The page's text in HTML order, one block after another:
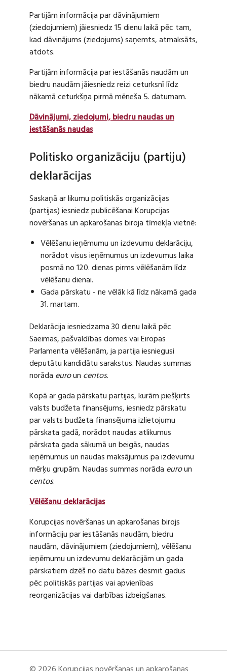
Partijām informācija par dāvinājumiem
(ziedojumiem) jāiesniedz 15 dienu laikā pēc tam,
kad dāvinājums (ziedojums) saņemts, atmaksāts,
atdots.
Partijām informācija par iestāšanās naudām un
biedru naudām jāiesniedz reizi ceturksnī līdz
nākamā ceturkšņa pirmā mēneša 5. datumam.
Dāvinājumi, ziedojumi, biedru naudas un
iestāšanās naudas
Politisko organizāciju (partiju)
deklarācijas
Saskaņā ar likumu politiskās organizācijas
(partijas) iesniedz publicēšanai Korupcijas
novēršanas un apkarošanas biroja tīmekļa vietnē:
Vēlēšanu ieņēmumu un izdevumu deklarāciju,
norādot visus ieņēmumus un izdevumus laika
posmā no 120. dienas pirms vēlēšanām līdz
vēlēšanu dienai.
Gada pārskatu - ne vēlāk kā līdz nākamā gada
31. martam.
Deklarācija iesniedzama 30 dienu laikā pēc
Saeimas, pašvaldības domes vai Eiropas
Parlamenta vēlēšanām, ja partija iesniegusi
deputātu kandidātu sarakstus. Naudas summas
norāda euroun centos.
Kopā ar gada pārskatu partijas, kurām piešķirts
valsts budžeta finansējums, iesniedz pārskatu
par valsts budžeta finansējuma izlietojumu
pārskata gadā, norādot naudas atlikumus
pārskata gada sākumā un beigās, naudas
ieņēmumus un naudas maksājumus pa izdevumu
mērķu grupām. Naudas summas norāda euroun
centos.
Vēlēšanu deklarācijas
Korupcijas novēršanas un apkarošanas birojs
informāciju par iestāšanās naudām, biedru
naudām, dāvinājumiem (ziedojumiem), vēlēšanu
ieņēmumu un izdevumu deklarācijām un gada
pārskatiem dzēš no datu bāzes desmit gadus
pēc politiskās partijas vai apvienības
reorganizācijas vai darbības izbeigšanas.